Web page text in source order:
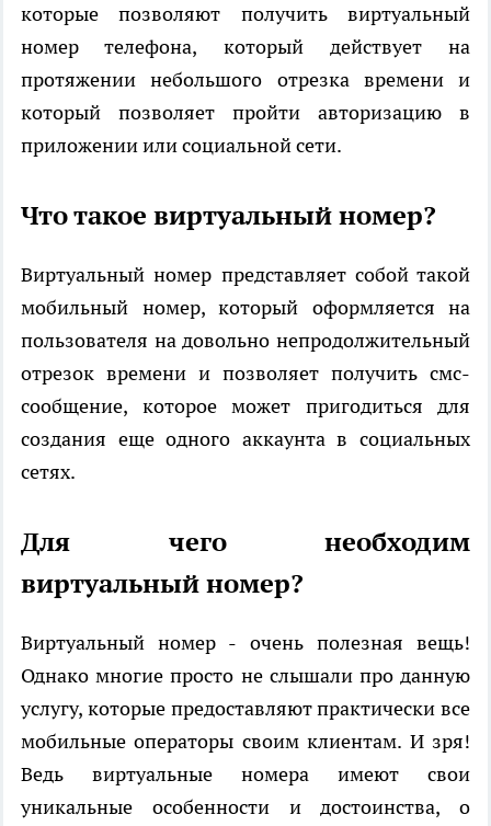
которые позволяют получить виртуальный
номер телефона, который действует на
протяжении небольшого отрезка времени и
который позволяет пройти авторизацию в
приложении или социальной сети.
Что такое виртуальный номер?
Виртуальный номер представляет собой такой
мобильный номер, который оформляется на
пользователя на довольно непродолжительный
отрезок времени и позволяет получить смс-
сообщение, которое может пригодиться для
создания еще одного аккаунта в социальных
сетях.
Для чего необходим
виртуальный номер?
Виртуальный номер - очень полезная вещь!
Однако многие просто не слышали про данную
услугу, которые предоставляют практически все
мобильные операторы своим клиентам. И зря!
Ведь виртуальные номера имеют свои
уникальные особенности и достоинства, о